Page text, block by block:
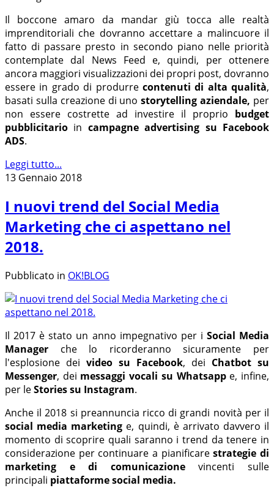
Il boccone amaro da mandar giù tocca alle realtà
imprenditoriali che dovranno accettare a malincuore il
fatto di passare presto in secondo piano nelle priorità
contemplate dal News Feed e, quindi, per ottenere
ancora maggiori visualizzazioni dei propri post, dovranno
essere in grado di produrre contenuti di alta qualità,
basati sulla creazione di uno storytelling aziendale, per
non essere costrette ad investire il proprio budget
pubblicitario in campagne advertising su Facebook
ADS.
Leggi tutto...
13 Gennaio 2018
I nuovi trend del Social Media
Marketing che ci aspettano nel
2018.
Pubblicato in OK!BLOG
Il 2017 è stato un anno impegnativo per i Social Media
Manager che lo ricorderanno sicuramente per
l'esplosione dei video su Facebook, dei Chatbot su
Messenger, dei messaggi vocali su Whatsappe, infine,
per leStories su Instagram.
Anche il 2018 si preannuncia ricco di grandi novità per il
social media marketing e, quindi, è arrivato davvero il
momento di scoprire quali saranno i trend da tenere in
considerazione per continuare a pianificarestrategie di
marketing e di comunicazionevincenti sulle
principali piattaforme social media.